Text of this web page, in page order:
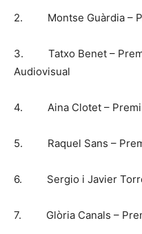
2. Montse Guàrdia –
3. Tatxo Benet – Premi
Audiovisual
4. Aina Clotet – Premi
5. Raquel Sans –
6. Sergio i Javier
7. Glòria Canals –